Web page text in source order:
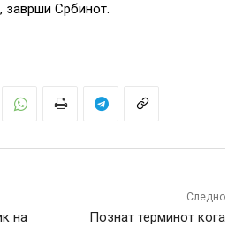
заврши Србинот.
на
Следно
Познат терминот кога